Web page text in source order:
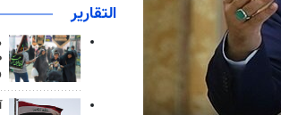
التقارير